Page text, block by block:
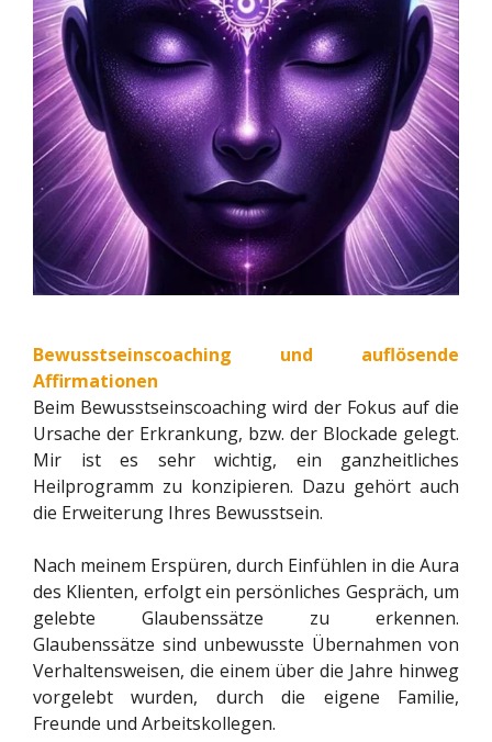
Bewusstseinscoaching und auflösende
Affirmationen
Beim Bewusstseinscoaching wird der Fokus auf die
Ursache der Erkrankung, bzw. der Blockade gelegt.
Mir ist es sehr wichtig, ein ganzheitliches
Heilprogramm zu konzipieren. Dazu gehört auch
die Erweiterung Ihres Bewusstsein.
Nach meinem Erspüren, durch Einfühlen in die Aura
des Klienten, erfolgt ein persönliches Gespräch, um
gelebte Glaubenssätze zu erkennen.
Glaubenssätze sind unbewusste Übernahmen von
Verhaltensweisen, die einem über die Jahre hinweg
vorgelebt wurden, durch die eigene Familie,
Freunde und Arbeitskollegen.